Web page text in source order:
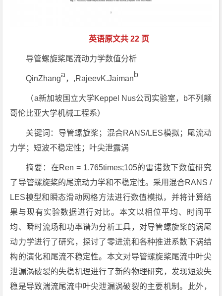
英语原文共 22 页
导管螺旋桨尾流动力学数值分析
QinZhang⁠a，,RajeevK.Jaimanb
（a新加坡国立大学Keppel Nus公司实验室，b不列颠
哥伦比亚大学机械工程系）
关键词：导管螺旋桨；混合RANS/LES模拟；尾流动
力学；短波不稳定性；叶尖泄露涡
摘要：在Ren = 1.765times;105的雷诺数下数值研究
了导管螺旋桨的尾流动力学和不稳定性。采用混合RANS /
LES模型和瞬态滑动网格方法进行数值模拟，并将计算结
果与现有实验数据进行对比。本文以相位平均、时间平
均、瞬时流场和功率谱为分析工具，对导管螺旋桨的涡尾
动力学进行了研究，探讨了零进流和各种推进系数下涡结
构的演化和尾流不稳定性。本文对导管螺旋桨尾流中叶尖
泄漏涡破裂的失稳机理进行了新的物理研究，发现短波失
稳是导致湍流尾流中叶尖泄漏涡破裂的主要机制。此外，